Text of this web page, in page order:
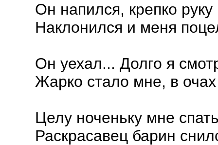
Он напился, крепко
Наклонился и меня
Он уехал... Долго я
Жарко стало мне, в очах
Целу ноченьку мне
Раскрасавец барин